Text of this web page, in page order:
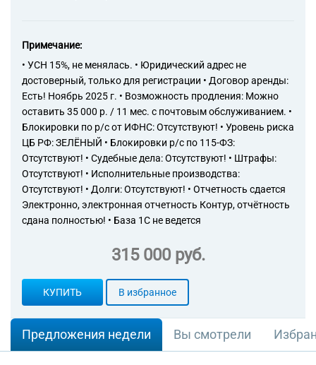
Примечание:
• УСН 15%, не менялась. • Юридический адрес не
достоверный, только для регистрации • Договор аренды:
Есть! Ноябрь 2025 г. • Возможность продления: Можно
оставить 35 000 р. / 11 мес. с почтовым обслуживанием. •
Блокировки по р/с от ИФНС: Отсутствуют! • Уровень риска
ЦБ РФ: ЗЕЛЁНЫЙ • Блокировки р/с по 115-ФЗ:
Отсутствуют! • Судебные дела: Отсутствуют! • Штрафы:
Отсутствуют! • Исполнительные производства:
Отсутствуют! • Долги: Отсутствуют! • Отчетность сдается
Электронно, электронная отчетность Контур, отчётность
сдана полностью! • База 1С не ведется
315 000 руб.
КУПИТЬ В избранное
Предложения недели Вы смотрели